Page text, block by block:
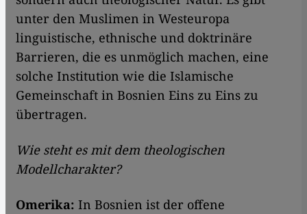
unter den Muslimen in Westeuropa
linguistische, ethnische und doktrinäre
Barrieren, die es unmöglich machen, eine
solche Institution wie die Islamische
Gemeinschaft in Bosnien Eins zu Eins zu
übertragen.
Wie steht es mit dem theologischen
Modellcharakter?
Omerika: In Bosnien ist der offene